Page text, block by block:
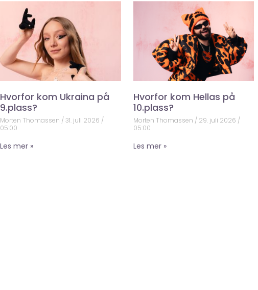
Hvorfor kom Ukraina på
9.plass?
Morten Thomassen
31. juli 2026
05:00
Les mer »
Hvorfor kom Hellas på
10.plass?
Morten Thomassen 29. juli 2026
05:00
Les mer »